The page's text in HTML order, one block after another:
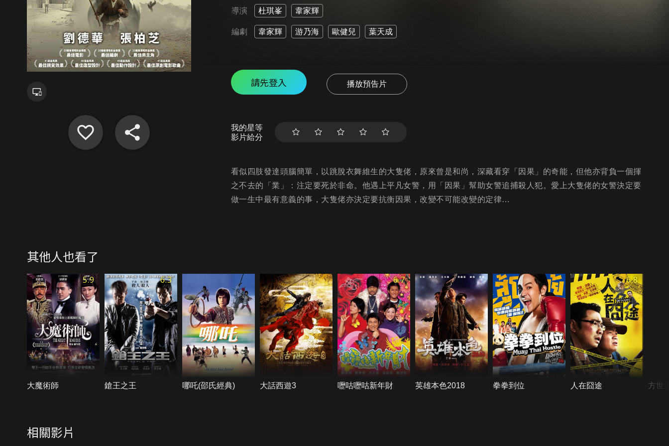
導演 杜琪峯 韋家輝
編劇 韋家輝 游乃海 歐健兒 葉天成
請先登入 播放預告片
我的星等
影片給分
看似四肢發達頭腦簡單，以跳脫衣舞維生的大隻佬，原來曾是和尚，深藏看穿「因果」的奇能，但他亦背負一個揮
之不去的「業」：注定要死於非命。他遇上平凡女警，用「因果」幫助女警追捕殺人犯。愛上大隻佬的女警決定要
做一生中最有意義的事，大隻佬亦決定要抗衡因果，改變不可能改變的定律…
其他人也看了
5.9
大魔術師
6.3
鎗王之王 哪吒(邵氏經典) 大話西遊3
6.7
嚦咕嚦咕新年財 英雄本色2018 拳拳到位
6.8
人在囧途 方世
相關影片